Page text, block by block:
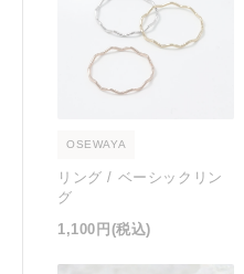
OSEWAYA
リング / ベーシックリン
グ
1,100円 (税込)